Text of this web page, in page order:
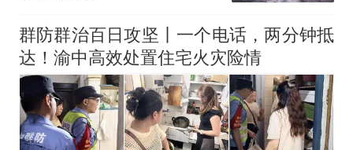
群防群治百日攻坚丨一个电话，两分钟抵
达！渝中高效处置住宅火灾险情